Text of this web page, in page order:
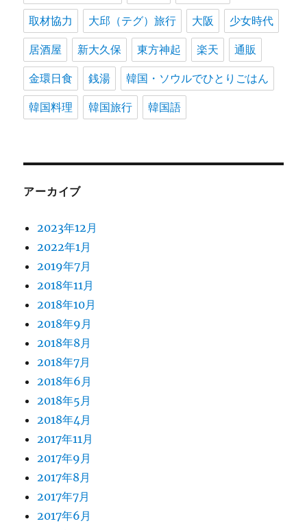
取材協力 大邱（テグ）旅行 大阪 少女時代
居酒屋 新大久保 東方神起 楽天 通販
金環日食 銭湯 韓国・ソウルでひとりごはん
韓国料理 韓国旅行 韓国語
アーカイブ
2023年12月
2022年1月
2019年7月
2018年11月
2018年10月
2018年9月
2018年8月
2018年7月
2018年6月
2018年5月
2018年4月
2017年11月
2017年9月
2017年8月
2017年7月
2017年6月